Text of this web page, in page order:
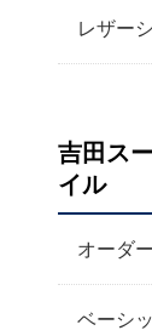
レザー
吉田ス
イル
オーダ
ベーシ